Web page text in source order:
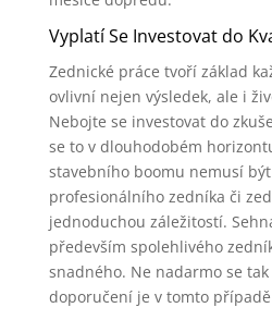
Vyplatí Se Investovat do
Zednické práce tvoří základ
ovlivní nejen výsledek, ale i
Nebojte se investovat do
se to v dlouhodobém
stavebního boomu nemusí
profesionálního zedníka či
jednoduchou záležitostí.
především spolehlivého
snadného. Ne nadarmo se
doporučení je v tomto